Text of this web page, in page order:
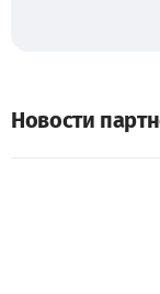
Новости